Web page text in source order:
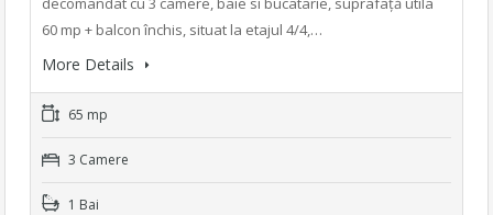
60 mp + balcon închis, situat la etajul 4/4,…
More Details
65 mp
3 Camere
1 Bai